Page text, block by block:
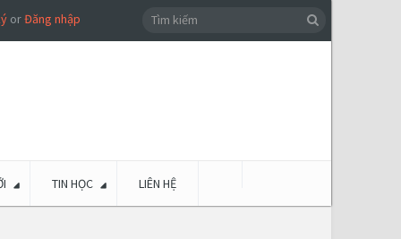
orĐăng nhập
TIN HỌC LIÊN HỆ